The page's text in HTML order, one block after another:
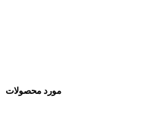
مورد محصولات